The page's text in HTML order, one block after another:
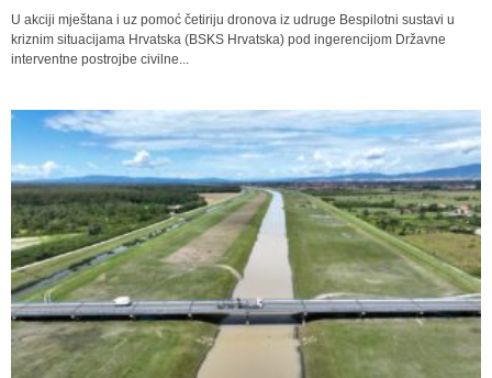
U akciji mještana i uz pomoć četiriju dronova iz udruge Bespilotni sustavi u
kriznim situacijama Hrvatska (BSKS Hrvatska) pod ingerencijom Državne
interventne postrojbe civilne...